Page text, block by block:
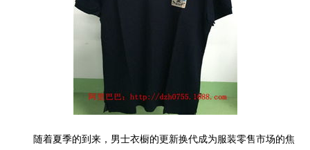
随着夏季的到来，男士衣橱的更新换代成为服装零售市场的焦